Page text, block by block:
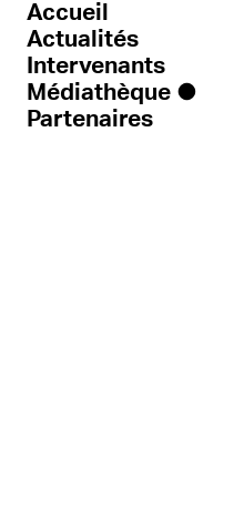
Accueil
Actualités
Intervenants
Médiathèque
Partenaires